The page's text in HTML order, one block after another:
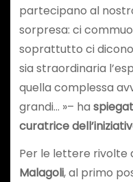
partecipano al
sorpresa: ci
soprattutto ci
sia straordinaria
quella complessa
grandi… »– ha
curatrice
Per le lettere rivolte
Malagoli, al primo